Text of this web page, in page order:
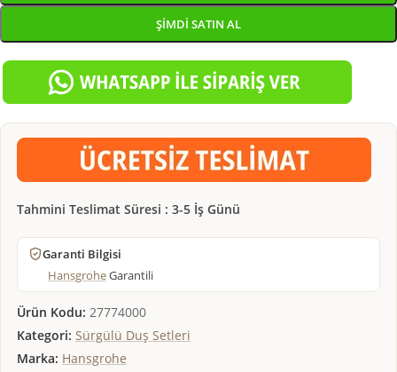
ŞIMDI SATIN AL
Tahmini Teslimat Süresi : 3-5 İş Günü
Garanti Bilgisi
HansgroheGarantili
Ürün Kodu: 27774000
Kategori: Sürgülü Duş Setleri
Marka: Hansgrohe